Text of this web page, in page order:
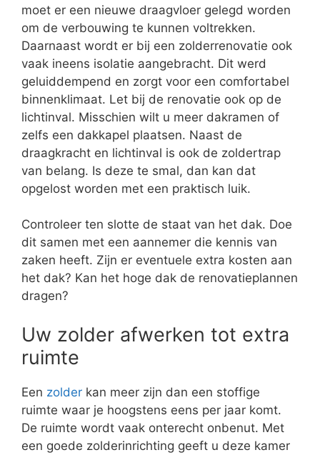
moet er een nieuwe draagvloer gelegd worden
om de verbouwing te kunnen voltrekken.
Daarnaast wordt er bij een zolderrenovatie ook
vaak ineens isolatie aangebracht. Dit werd
geluiddempend en zorgt voor een comfortabel
binnenklimaat. Let bij de renovatie ook op de
lichtinval. Misschien wilt u meer dakramen of
zelfs een dakkapel plaatsen. Naast de
draagkracht en lichtinval is ook de zoldertrap
van belang. Is deze te smal, dan kan dat
opgelost worden met een praktisch luik.
Controleer ten slotte de staat van het dak. Doe
dit samen met een aannemer die kennis van
zaken heeft. Zijn er eventuele extra kosten aan
het dak? Kan het hoge dak de renovatieplannen
dragen?
Uw zolder afwerken tot extra
ruimte
Een zolder kan meer zijn dan een stoffige
ruimte waar je hoogstens eens per jaar komt.
De ruimte wordt vaak onterecht onbenut. Met
een goede zolderinrichting geeft u deze kamer